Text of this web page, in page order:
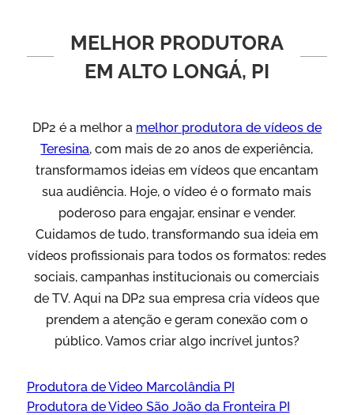
Green Process
Vídeos de Produtos e Serviços
MELHOR PRODUTORA
EM ALTO LONGÁ, PI
DP2 é a melhor a melhor produtora de vídeos de
Teresina, com mais de 20 anos de experiência,
transformamos ideias em vídeos que encantam
sua audiência. Hoje, o vídeo é o formato mais
poderoso para engajar, ensinar e vender.
Cuidamos de tudo, transformando sua ideia em
vídeos profissionais para todos os formatos: redes
sociais, campanhas institucionais ou comerciais
de TV. Aqui na DP2 sua empresa cria vídeos que
prendem a atenção e geram conexão com o
público. Vamos criar algo incrível juntos?
Produtora de Video Marcolândia PI
Produtora de Video São João da Fronteira PI